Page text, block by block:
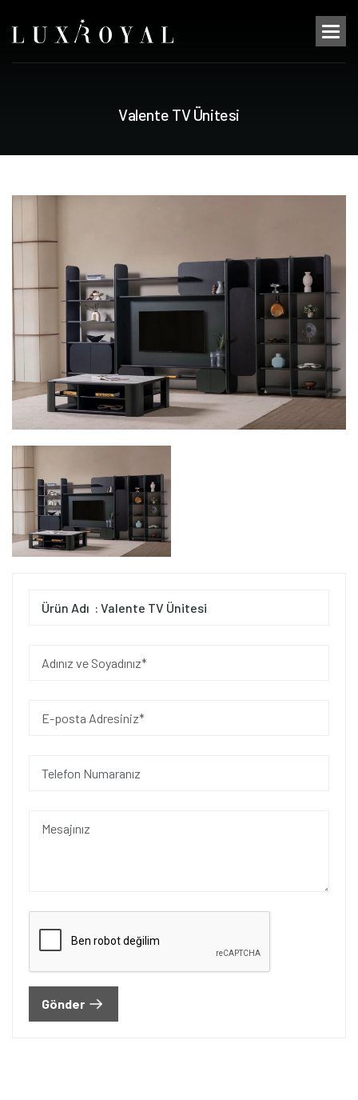
Valente TV Ünitesi
Gönder